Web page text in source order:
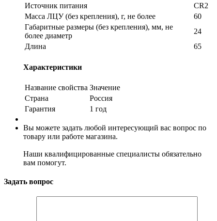
Источник питания
CR2
Масса ЛЦУ (без крепления), г, не более
60
Габаритные размеры (без крепления), мм, не
более диаметр
24
Длина
65
Характеристики
Название свойства Значение
Страна
Россия
Гарантия
1 год
Вы можете задать любой интересующий вас вопрос по
товару или работе магазина.
Наши квалифицированные специалисты обязательно
вам помогут.
Задать вопрос